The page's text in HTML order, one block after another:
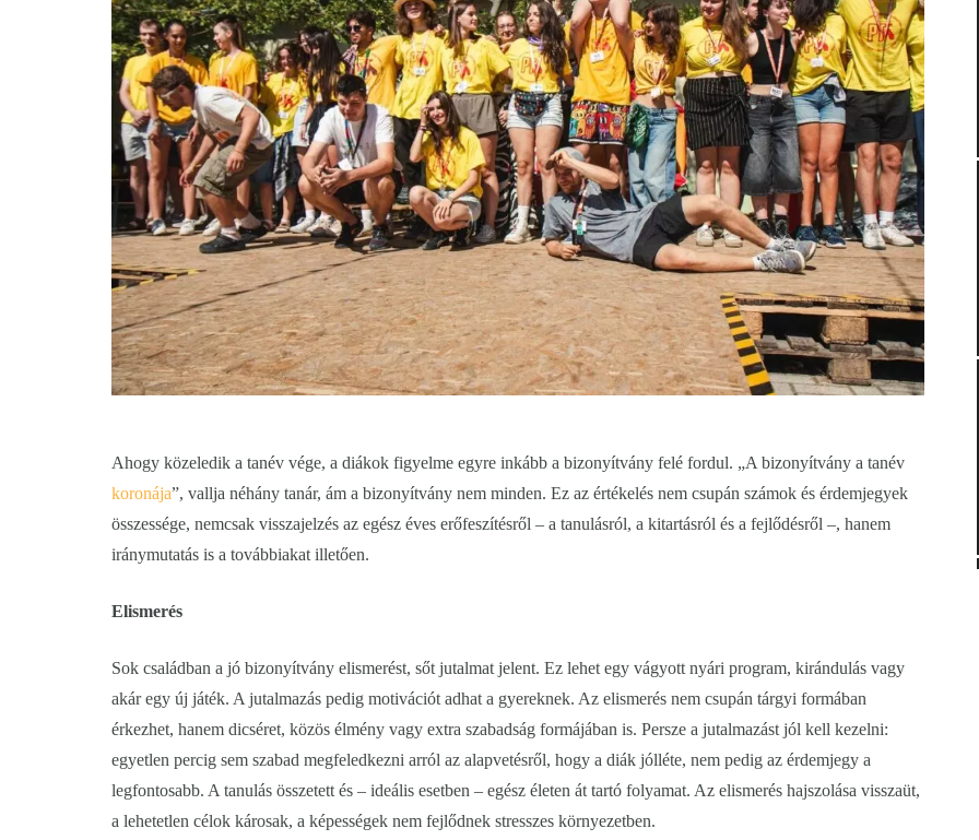
Ahogy közeledik a tanév vége, a diákok figyelme egyre inkább a bizonyítvány felé fordul. „A bizonyítvány a tanév
koronája”, vallja néhány tanár, ám a bizonyítvány nem minden. Ez az értékelés nem csupán számok és érdemjegyek
összessége, nemcsak visszajelzés az egész éves erőfeszítésről – a tanulásról, a kitartásról és a fejlődésről –, hanem
iránymutatás is a továbbiakat illetően.
Elismerés
Sok családban a jó bizonyítvány elismerést, sőt jutalmat jelent. Ez lehet egy vágyott nyári program, kirándulás vagy
akár egy új játék. A jutalmazás pedig motivációt adhat a gyereknek. Az elismerés nem csupán tárgyi formában
érkezhet, hanem dicséret, közös élmény vagy extra szabadság formájában is. Persze a jutalmazást jól kell kezelni:
egyetlen percig sem szabad megfeledkezni arról az alapvetésről, hogy a diák jólléte, nem pedig az érdemjegy a
legfontosabb. A tanulás összetett és – ideális esetben – egész életen át tartó folyamat. Az elismerés hajszolása visszaüt,
a lehetetlen célok károsak, a képességek nem fejlődnek stresszes környezetben.